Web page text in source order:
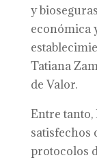
y
económica
Tatiana
de Valor.
Entre
satisfechos
protocolos